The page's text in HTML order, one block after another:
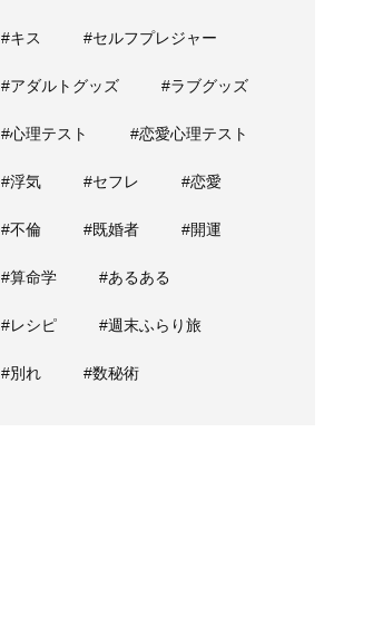
#キス #セルフプレジャー
#アダルトグッズ #ラブグッズ
#心理テスト #恋愛心理テスト
#浮気 #セフレ #恋愛
#不倫 #既婚者 #開運
#算命学 #あるある
#レシピ #週末ふらり旅
#別れ #数秘術